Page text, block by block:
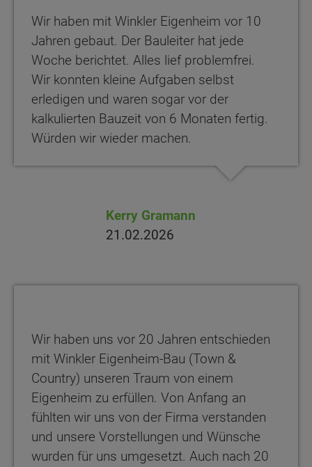
Wir haben mit Winkler Eigenheim vor 10
Jahren gebaut. Der Bauleiter hat jede
Woche berichtet. Alles lief problemfrei.
Wir konnten kleine Aufgaben selbst
erledigen und waren sogar vor der
kalkulierten Bauzeit von 6 Monaten fertig.
Würden wir wieder machen.
Kerry Gramann
21.02.2026
Wir haben uns vor 20 Jahren entschieden
mit Winkler Eigenheim-Bau (Town &
Country) unseren Traum von einem
Eigenheim zu erfüllen. Von Anfang an
fühlten wir uns von der Firma verstanden
und unsere Vorstellungen und Wünsche
wurden für uns umgesetzt. Auch nach 20